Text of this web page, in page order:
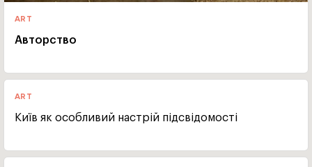
ART
Авторство
ART
Київ як особливий настрій підсвідомості